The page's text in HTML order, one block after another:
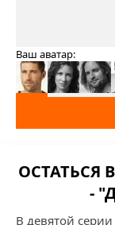
Ваш аватар:
ОСТАТЬСЯ
-
В девятой серии